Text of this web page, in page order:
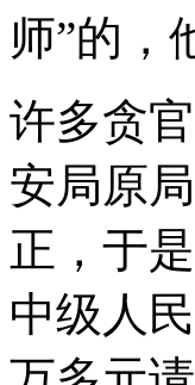
师”的，
许多贪
安局原
正，于
中级人